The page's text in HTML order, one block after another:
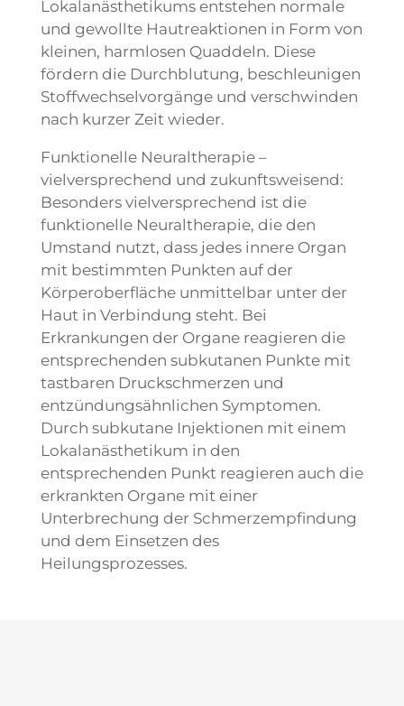
Lokalanästhetikums entstehen normale
und gewollte Hautreaktionen in Form von
kleinen, harmlosen Quaddeln. Diese
fördern die Durchblutung, beschleunigen
Stoffwechselvorgänge und verschwinden
nach kurzer Zeit wieder.
Funktionelle Neuraltherapie –
vielversprechend und zukunftsweisend:
Besonders vielversprechend ist die
funktionelle Neuraltherapie, die den
Umstand nutzt, dass jedes innere Organ
mit bestimmten Punkten auf der
Körperoberfläche unmittelbar unter der
Haut in Verbindung steht. Bei
Erkrankungen der Organe reagieren die
entsprechenden subkutanen Punkte mit
tastbaren Druckschmerzen und
entzündungsähnlichen Symptomen.
Durch subkutane Injektionen mit einem
Lokalanästhetikum in den
entsprechenden Punkt reagieren auch die
erkrankten Organe mit einer
Unterbrechung der Schmerzempfindung
und dem Einsetzen des
Heilungsprozesses.